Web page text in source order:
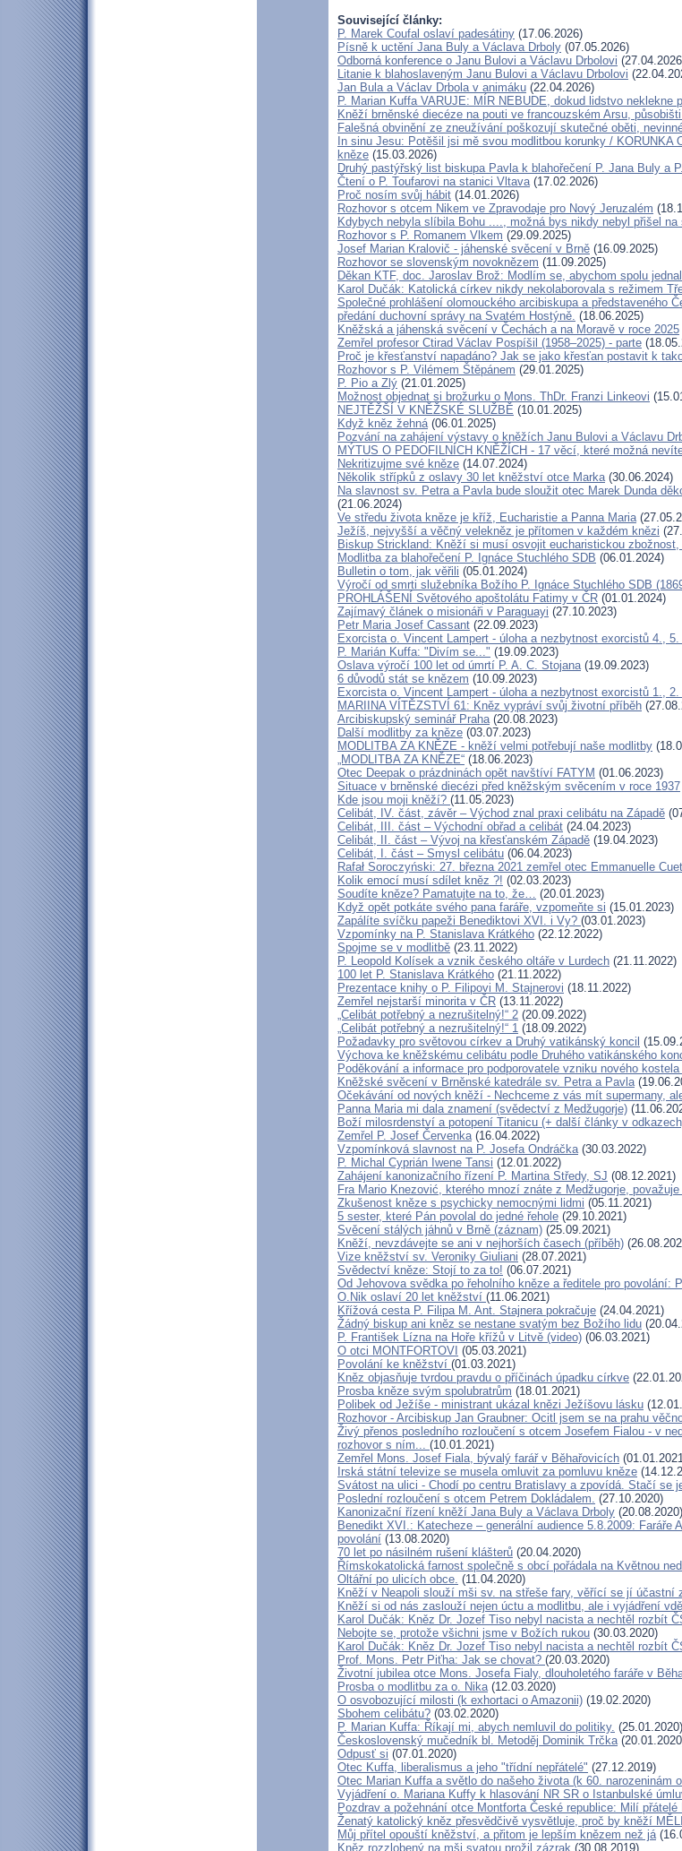
Související články:
P. Marek Coufal oslaví padesátiny (17.06.2026)
Písně k uctění Jana Buly a Václava Drboly (07.05.2026)
Odborná konference o Janu Bulovi a Václavu Drbolovi
Litanie k blahoslaveným Janu Bulovi a Václavu Drbolovi
Jan Bula a Václav Drbola v animáku (22.04.2026)
P. Marian Kuffa VARUJE: MÍR NEBUDE, dokud lidstvo neklekne
Kněží brněnské diecéze na pouti ve francouzském Arsu,
Falešná obvinění ze zneužívání poškozují skutečné oběti,
In sinu Jesu: Potěšil jsi mě svou modlitbou korunky / KORUNKA
kněze (15.03.2026)
Druhý pastýřský list biskupa Pavla k blahořečení P. Jana Buly a
Čtení o P. Toufarovi na stanici Vltava(17.02.2026)
Proč nosím svůj hábit (14.01.2026)
Rozhovor s otcem Nikem ve Zpravodaje pro Nový Jeruzalém
Kdybych nebyla slíbila Bohu ...., možná bys nikdy nebyl přišel na
Rozhovor s P. Romanem Vlkem (29.09.2025)
Josef Marian Kralovič - jáhenské svěcení v Brně (16.09.2025)
Rozhovor se slovenským novoknězem (11.09.2025)
Děkan KTF, doc. Jaroslav Brož: Modlím se, abychom spolu
Karol Dučák: Katolická církev nikdy nekolaborovala s režimem
Společné prohlášení olomouckého arcibiskupa a představeného
předání duchovní správy na Svatém Hostýně. (18.06.2025)
Kněžská a jáhenská svěcení v Čechách a na Moravě v roce 2025
Zemřel profesor Ctirad Václav Pospíšil (1958–2025) - parte
Proč je křesťanství napadáno? Jak se jako křesťan postavit k
Rozhovor s P. Vilémem Štěpánem (29.01.2025)
P. Pio a Zlý (21.01.2025)
Možnost objednat si brožurku o Mons. ThDr. Franzi Linkeovi
NEJTĚŽŠÍ V KNĚŽSKÉ SLUŽBĚ (10.01.2025)
Když kněz žehná(06.01.2025)
Pozvání na zahájení výstavy o kněžích Janu Bulovi a Václavu
MÝTUS O PEDOFILNÍCH KNĚŽÍCH - 17 věcí, které možná
Nekritizujme své kněze (14.07.2024)
Několik střípků z oslavy 30 let kněžství otce Marka(30.06.2024)
Na slavnost sv. Petra a Pavla bude sloužit otec Marek Dunda
(21.06.2024)
Ve středu života kněze je kříž, Eucharistie a Panna Maria
Ježíš, nejvyšší a věčný velekněz je přítomen v každém knězi
Biskup Strickland: Kněží si musí osvojit eucharistickou
Modlitba za blahořečení P. Ignáce Stuchlého SDB (06.01.2024)
Bulletin o tom, jak věřili (05.01.2024)
Výročí od smrti služebníka Božího P. Ignáce Stuchlého SDB
PROHLÁŠENÍ Světového apoštolátu Fatimy v ČR (01.01.2024)
Zajímavý článek o misionáři v Paraguayi (27.10.2023)
Petr Maria Josef Cassant (22.09.2023)
Exorcista o. Vincent Lampert - úloha a nezbytnost exorcistů 4.,
P. Marián Kuffa: "Divím se..." (19.09.2023)
Oslava výročí 100 let od úmrtí P. A. C. Stojana(19.09.2023)
6 důvodů stát se knězem (10.09.2023)
Exorcista o. Vincent Lampert - úloha a nezbytnost exorcistů 1.,
MARIINA VÍTĚZSTVÍ 61: Kněz vypráví svůj životní příběh
Arcibiskupský seminář Praha(20.08.2023)
Další modlitby za kněze (03.07.2023)
MODLITBA ZA KNĚZE - kněží velmi potřebují naše modlitby
„MODLITBA ZA KNĚZE“ (18.06.2023)
Otec Deepak o prázdninách opět navštíví FATYM (01.06.2023)
Situace v brněnské diecézi před kněžským svěcením v roce 1937
Kde jsou moji kněží? (11.05.2023)
Celibát, IV. část, závěr – Východ znal praxi celibátu na Západě
Celibát, III. část – Východní obřad a celibát (24.04.2023)
Celibát, II. část – Vývoj na křesťanském Západě (19.04.2023)
Celibát, I. část – Smysl celibátu (06.04.2023)
Rafał Soroczyński: 27. března 2021 zemřel otec Emmanuelle
Kolik emocí musí sdílet kněz ?! (02.03.2023)
Soudíte kněze? Pamatujte na to, že… (20.01.2023)
Když opět potkáte svého pana faráře, vzpomeňte si (15.01.2023)
Zapálíte svíčku papeži Benediktovi XVI. i Vy? (03.01.2023)
Vzpomínky na P. Stanislava Krátkého (22.12.2022)
Spojme se v modlitbě (23.11.2022)
P. Leopold Kolísek a vznik českého oltáře v Lurdech (21.11.2022)
100 let P. Stanislava Krátkého (21.11.2022)
Prezentace knihy o P. Filipovi M. Stajnerovi (18.11.2022)
Zemřel nejstarší minorita v ČR (13.11.2022)
„Celibát potřebný a nezrušitelný!“ 2 (20.09.2022)
„Celibát potřebný a nezrušitelný!“ 1 (18.09.2022)
Požadavky pro světovou církev a Druhý vatikánský koncil
Výchova ke kněžskému celibátu podle Druhého vatikánského
Poděkování a informace pro podporovatele vzniku nového
Kněžské svěcení v Brněnské katedrále sv. Petra a Pavla
Očekávání od nových kněží - Nechceme z vás mít supermany,
Panna Maria mi dala znamení (svědectví z Medžugorje)
Boží milosrdenství a potopení Titanicu (+ další články v
Zemřel P. Josef Červenka(16.04.2022)
Vzpomínková slavnost na P. Josefa Ondráčka(30.03.2022)
P. Michal Cyprián Iwene Tansi (12.01.2022)
Zahájení kanonizačního řízení P. Martina Středy, SJ (08.12.2021)
Fra Mario Knezović, kterého mnozí znáte z Medžugorje,
Zkušenost kněze s psychicky nemocnými lidmi (05.11.2021)
5 sester, které Pán povolal do jedné řehole (29.10.2021)
Svěcení stálých jáhnů v Brně (záznam) (25.09.2021)
Kněží, nevzdávejte se ani v nejhorších časech (příběh)
Vize kněžství sv. Veroniky Giuliani (28.07.2021)
Svědectví kněze: Stojí to za to! (06.07.2021)
Od Jehovova svědka po řeholního kněze a ředitele pro povolání:
O.Nik oslaví 20 let kněžství (11.06.2021)
Křížová cesta P. Filipa M. Ant. Stajnera pokračuje (24.04.2021)
Žádný biskup ani kněz se nestane svatým bez Božího lidu
P. František Lízna na Hoře křížů v Litvě (video) (06.03.2021)
O otci MONTFORTOVI (05.03.2021)
Povolání ke kněžství (01.03.2021)
Kněz objasňuje tvrdou pravdu o příčinách úpadku církve
Prosba kněze svým spolubratrům (18.01.2021)
Polibek od Ježíše - ministrant ukázal knězi Ježíšovu lásku
Rozhovor - Arcibiskup Jan Graubner: Ocitl jsem se na prahu
Živý přenos posledního rozloučení s otcem Josefem Fialou - v
rozhovor s ním... (10.01.2021)
Zemřel Mons. Josef Fiala, bývalý farář v Běhařovicích
Irská státní televize se musela omluvit za pomluvu kněze
Svátost na ulici - Chodí po centru Bratislavy a zpovídá. Stačí se
Poslední rozloučení s otcem Petrem Dokládalem. (27.10.2020)
Kanonizační řízení kněží Jana Buly a Václava Drboly (20.08.2020)
Benedikt XVI.: Katecheze – generální audience 5.8.2009: Faráře
povolání (13.08.2020)
70 let po násilném rušení klášterů (20.04.2020)
Římskokatolická farnost společně s obcí pořádala na Květnou
Oltářní po ulicích obce. (11.04.2020)
Kněží v Neapoli slouží mši sv. na střeše fary, věřící se jí účastní
Kněží si od nás zaslouží nejen úctu a modlitbu, ale i vyjádření
Karol Dučák: Kněz Dr. Jozef Tiso nebyl nacista a nechtěl rozbít
Nebojte se, protože všichni jsme v Božích rukou (30.03.2020)
Karol Dučák: Kněz Dr. Jozef Tiso nebyl nacista a nechtěl rozbít
Prof. Mons. Petr Piťha: Jak se chovat? (20.03.2020)
Životní jubilea otce Mons. Josefa Fialy, dlouholetého faráře v
Prosba o modlitbu za o. Nika(12.03.2020)
O osvobozující milosti (k exhortaci o Amazonii) (19.02.2020)
Sbohem celibátu? (03.02.2020)
P. Marian Kuffa: Říkají mi, abych nemluvil do politiky. (25.01.2020)
Československý mučedník bl. Metoděj Dominik Trčka
Odpusť si (07.01.2020)
Otec Kuffa, liberalismus a jeho "třídní nepřátelé" (27.12.2019)
Otec Marian Kuffa a světlo do našeho života (k 60. narozeninám
Vyjádření o. Mariana Kuffy k hlasování NR SR o Istanbulské
Pozdrav a požehnání otce Montforta České republice: Milí
Ženatý katolický kněz přesvědčivě vysvětluje, proč by kněží
Můj přítel opouští kněžství, a přitom je lepším knězem než já
Kněz rozzlobený na mši svatou prožil zázrak (30.08.2019)